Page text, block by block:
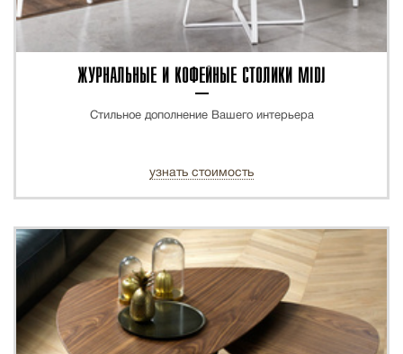
ЖУРНАЛЬНЫЕ И КОФЕЙНЫЕ СТОЛИКИ MIDJ
Стильное дополнение Вашего интерьера
узнать стоимость